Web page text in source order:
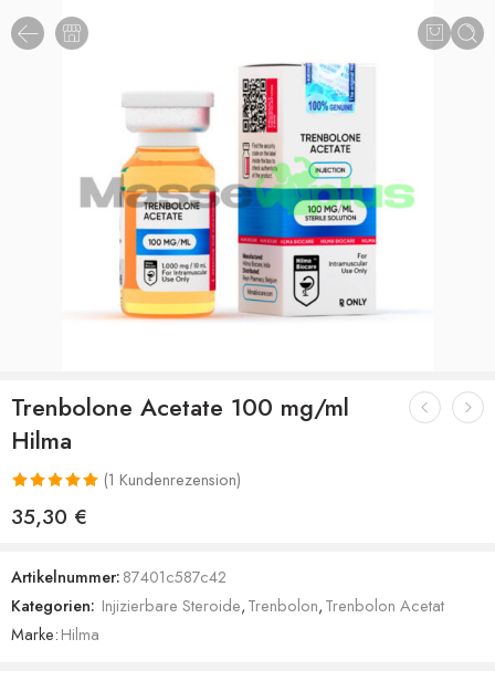
Trenbolone Acetate 100 mg/ml
Hilma
Bewertet mit
5.00
auf
1
Kundenbewertung
(1 Kundenrezension)
35,30 €
Artikelnummer:87401c587c42
Kategorien: Injizierbare Steroide,Trenbolon,Trenbolon Acetat
Marke:Hilma